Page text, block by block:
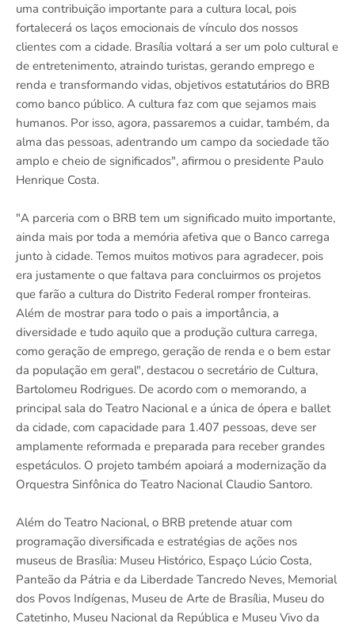
uma contribuição importante para a cultura local, pois
fortalecerá os laços emocionais de vínculo dos nossos
clientes com a cidade. Brasília voltará a ser um polo cultural e
de entretenimento, atraindo turistas, gerando emprego e
renda e transformando vidas, objetivos estatutários do BRB
como banco público. A cultura faz com que sejamos mais
humanos. Por isso, agora, passaremos a cuidar, também, da
alma das pessoas, adentrando um campo da sociedade tão
amplo e cheio de significados", afirmou o presidente Paulo
Henrique Costa.
"A parceria com o BRB tem um significado muito importante,
ainda mais por toda a memória afetiva que o Banco carrega
junto à cidade. Temos muitos motivos para agradecer, pois
era justamente o que faltava para concluirmos os projetos
que farão a cultura do Distrito Federal romper fronteiras.
Além de mostrar para todo o pais a importância, a
diversidade e tudo aquilo que a produção cultura carrega,
como geração de emprego, geração de renda e o bem estar
da população em geral", destacou o secretário de Cultura,
Bartolomeu Rodrigues. De acordo com o memorando, a
principal sala do Teatro Nacional e a única de ópera e ballet
da cidade, com capacidade para 1.407 pessoas, deve ser
amplamente reformada e preparada para receber grandes
espetáculos. O projeto também apoiará a modernização da
Orquestra Sinfônica do Teatro Nacional Claudio Santoro.
Além do Teatro Nacional, o BRB pretende atuar com
programação diversificada e estratégias de ações nos
museus de Brasília: Museu Histórico, Espaço Lúcio Costa,
Panteão da Pátria e da Liberdade Tancredo Neves, Memorial
dos Povos Indígenas, Museu de Arte de Brasília, Museu do
Catetinho, Museu Nacional da República e Museu Vivo da